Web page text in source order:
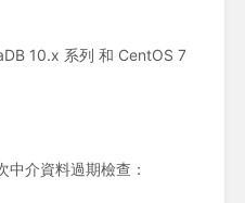
10.x 系列 和 CentOS 7
介資料過期檢查：